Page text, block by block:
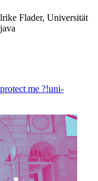
Flader, Universität
protect me ?!uni-